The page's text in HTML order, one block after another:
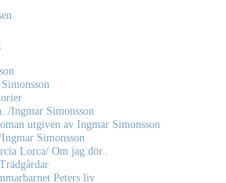
Ingmar Simonsson
utgiven av Ingmar Simonsson
Simonsson
Lorca/ Om jag dör..
Peters liv